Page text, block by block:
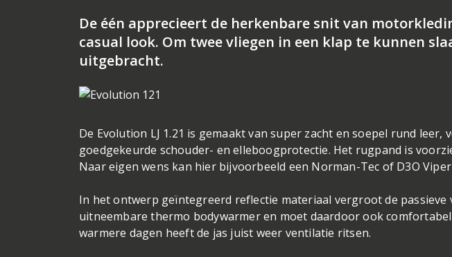
De één apprecieert de herkenbare snit van
casual look. Om twee vliegen in een klap te kunnen
uitgebracht.
De Evolution LJ 1.21 is gemaakt van super zacht en soepel rund leer,
goedgekeurde schouder- en elleboogprotectie. Het rugpand is
Naar eigen wens kan hier bijvoorbeeld een Norman-Tec of D3O
In het ontwerp geïntegreerd reflectie materiaal vergroot de passieve
uitneembare thermo bodywarmer en moet daardoor ook
warmere dagen heeft de jas juist weer ventilatie ritsen.